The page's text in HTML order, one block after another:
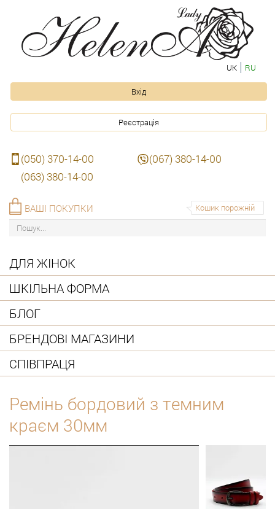
UK RU
Вхід
Реєстрація
(050) 370-14-00
(067) 380-14-00
(063) 380-14-00
Кошик порожній
ВАШІ ПОКУПКИ
ДЛЯ ЖІНОК
ШКІЛЬНА ФОРМА
БЛОГ
БРЕНДОВІ МАГАЗИНИ
СПІВПРАЦЯ
Ремінь бордовий з темним
краєм 30мм